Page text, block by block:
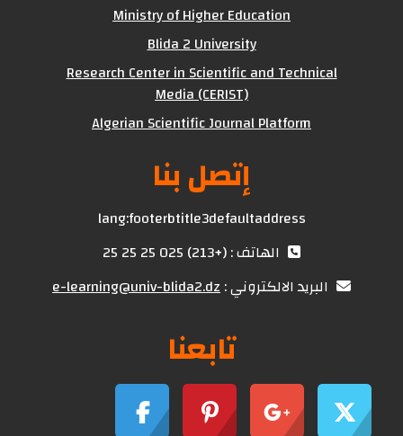
Ministry of Higher Education
Blida 2 University
Research Center in Scientific and Technical
Media (CERIST)
Algerian Scientific Journal Platform
إتصل بنا
lang:footerbtitle3defaultaddress
الهاتف : (+213) 025 25 25 25
البريد الالكتروني :e-learning@univ-blida2.dz
تابعنا